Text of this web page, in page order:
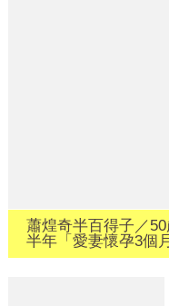
蕭煌奇半百得子／
半年「愛妻懷孕3個月